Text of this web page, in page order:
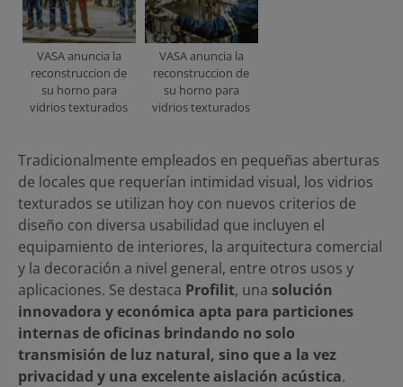
VASA anuncia la
reconstruccion de
su horno para
vidrios texturados
VASA anuncia la
reconstruccion de
su horno para
vidrios texturados
Tradicionalmente empleados en pequeñas aberturas
de locales que requerían intimidad visual, los vidrios
texturados se utilizan hoy con nuevos criterios de
diseño con diversa usabilidad que incluyen el
equipamiento de interiores, la arquitectura comercial
y la decoración a nivel general, entre otros usos y
aplicaciones. Se destaca Profilit, una solución
innovadora y económica apta para particiones
internas de oficinas brindando no solo
transmisión de luz natural, sino que a la vez
privacidad y una excelente aislación acústica.